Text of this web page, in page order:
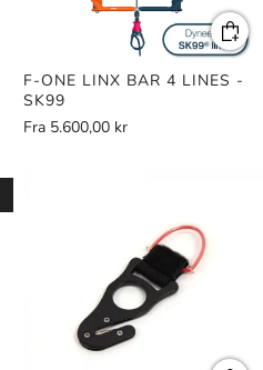
F-ONE LINX BAR 4 LINES -
SK99
Fra 5.600,00 kr